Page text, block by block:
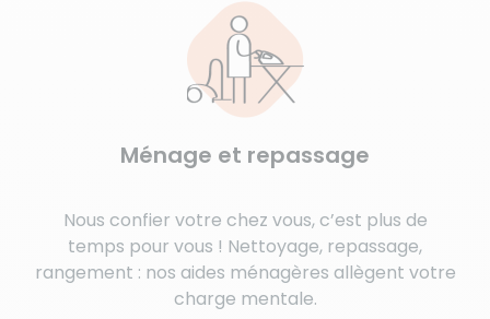
Ménage et repassage
Nous confier votre chez vous, c’est plus de
temps pour vous ! Nettoyage, repassage,
rangement : nos aides ménagères allègent votre
charge mentale.